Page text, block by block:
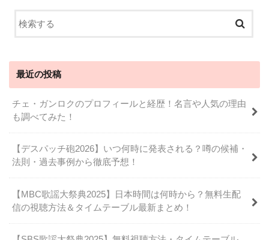
最近の投稿
チェ・ガンロクのプロフィールと経歴！名言や人気の理由
も調べてみた！
【デスパッチ砲2026】いつ何時に発表される？噂の候補・
法則・過去事例から徹底予想！
【MBC歌謡大祭典2025】日本時間は何時から？無料生配
信の視聴方法＆タイムテーブル最新まとめ！